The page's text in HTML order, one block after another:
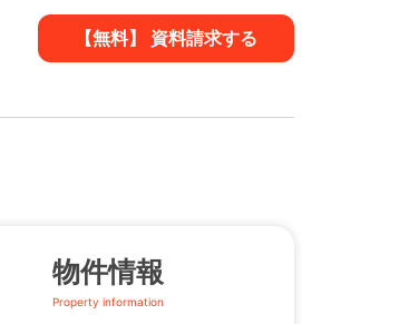
【無料】 資料請求する
物件情報
Property information